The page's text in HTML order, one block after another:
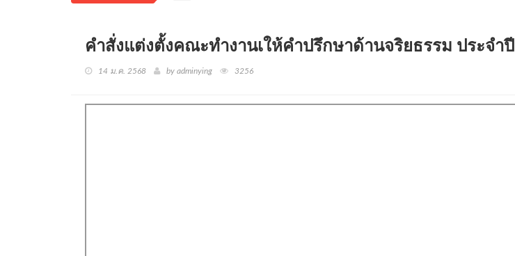
คำสั่งแต่งตั้งคณะทำงานเให้คำปรึกษาด้านจริยธรรม ประจ
14 ม.ค. 2568 by adminying 3256